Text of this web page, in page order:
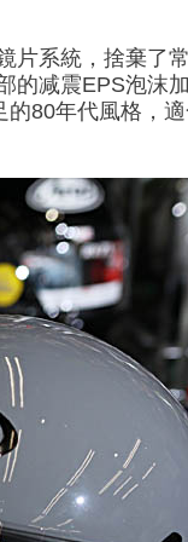
片系統，捨棄了
减震EPS泡沫加
80年代風格，